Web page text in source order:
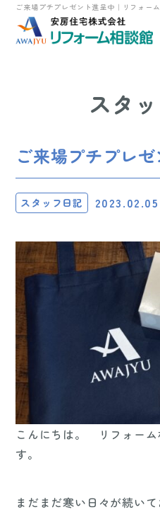
ご来場プチプレゼント進呈中｜リフォー
スタ
ご来場プチプレ
スタッフ日記 2023.02.05
こんにちは。 リフォー
す。
まだまだ寒い日々が続いて